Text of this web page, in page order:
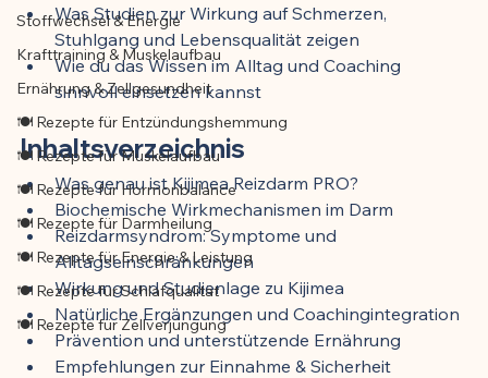
Stoffwechsel & Energie
Krafttraining & Muskelaufbau
Ernährung & Zellgesundheit
🍽️ Rezepte für Entzündungshemmung
🍽️ Rezepte für Muskelaufbau
🍽️ Rezepte für Hormonbalance
🍽️ Rezepte für Darmheilung
🍽️ Rezepte für Energie & Leistung
🍽️ Rezepte für Schlafqualität
🍽️ Rezepte für Zellverjüngung
Was Studien zur Wirkung auf Schmerzen,
Stuhlgang und Lebensqualität zeigen
Wie du das Wissen im Alltag und Coaching
sinnvoll einsetzen kannst
Inhaltsverzeichnis
Was genau ist Kijimea Reizdarm PRO?
Biochemische Wirkmechanismen im Darm
Reizdarmsyndrom: Symptome und
Alltagseinschränkungen
Wirkung und Studienlage zu Kijimea
Natürliche Ergänzungen und Coachingintegration
Prävention und unterstützende Ernährung
Empfehlungen zur Einnahme & Sicherheit